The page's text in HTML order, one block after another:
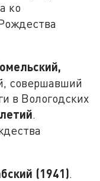
ко
совершавший
в Вологодских
.
(1941).